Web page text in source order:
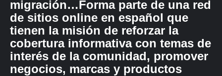
migración…Forma parte de una red
de sitios online en español que
tienen la misión de reforzar la
cobertura informativa con temas de
interés de la comunidad, promover
negocios, marcas y productos